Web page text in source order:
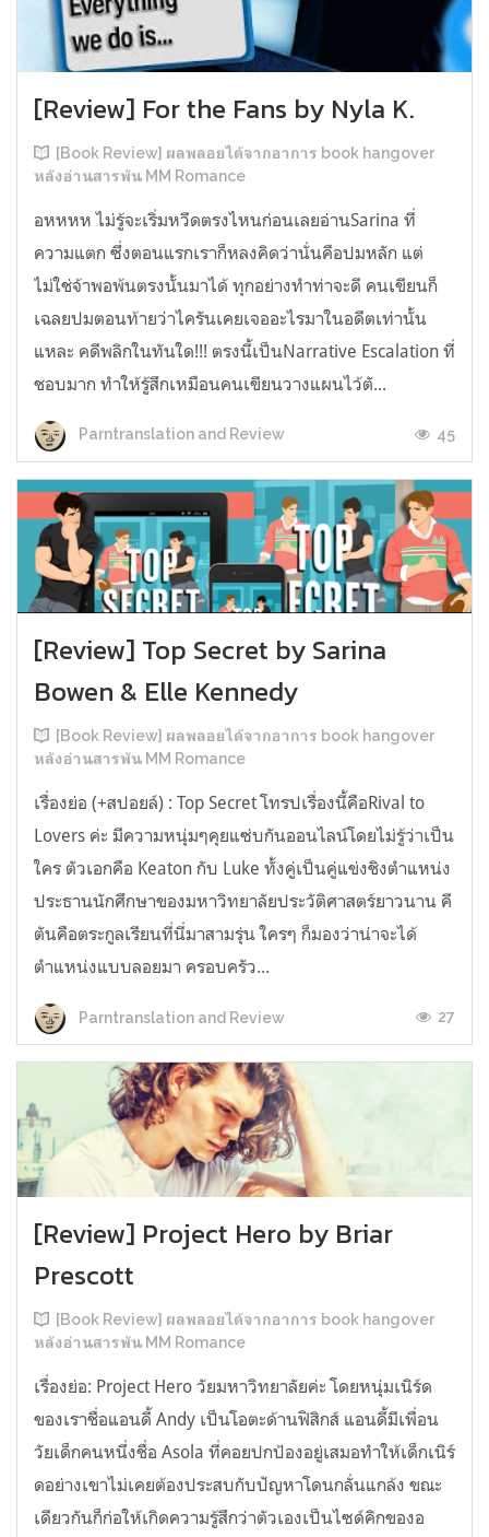
[Review] For the Fans by Nyla K.
[Book Review] ผลพลอยได้จากอาการ book hangover
หลังอ่านสารพัน MM Romance
อหหหห ไม่รู้จะเริ่มหวีดตรงไหนก่อนเลยอ่านSarina ที่
ความแตก ซึ่งตอนแรกเราก็หลงคิดว่านั่นคือปมหลัก แต่
ไม่ใช่จ้าพอพ้นตรงนั้นมาได้ ทุกอย่างทำท่าจะดี คนเขียนก็
เฉลยปมตอนท้ายว่าไครันเคยเจออะไรมาในอดีตเท่านั้น
แหละ คดีพลิกในทันใด!!! ตรงนี้เป็นNarrative Escalation ที่
ชอบมาก ทำให้รู้สึกเหมือนคนเขียนวางแผนไว้ตั...
Parntranslation and Review 45
[Review] Top Secret by Sarina
Bowen & Elle Kennedy
[Book Review] ผลพลอยได้จากอาการ book hangover
หลังอ่านสารพัน MM Romance
เรื่องย่อ (+สปอยล์) : Top Secret โทรปเรื่องนี้คือRival to
Lovers ค่ะ มีความหนุ่มๆคุยแซ่บกันออนไลน์โดยไม่รู้ว่าเป็น
ใคร ตัวเอกคือ Keaton กับ Luke ทั้งคู่เป็นคู่แข่งชิงตำแหน่ง
ประธานนักศึกษาของมหาวิทยาลัยประวัติศาสตร์ยาวนาน คี
ตันคือตระกูลเรียนที่นี่มาสามรุ่น ใครๆ ก็มองว่าน่าจะได้
ตำแหน่งแบบลอยมา ครอบครัว...
Parntranslation and Review 27
[Review] Project Hero by Briar
Prescott
[Book Review] ผลพลอยได้จากอาการ book hangover
หลังอ่านสารพัน MM Romance
เรื่องย่อ: Project Hero วัยมหาวิทยาลัยค่ะ โดยหนุ่มเนิร์ด
ของเราชื่อแอนดี้ Andy เป็นโอตะด้านฟิสิกส์ แอนดี้มีเพื่อน
วัยเด็กคนหนึ่งชื่อ Asola ที่คอยปกป้องอยู่เสมอทำให้เด็กเนิร์
ดอย่างเขาไม่เคยต้องประสบกับปัญหาโดนกลั่นแกล้ง ขณะ
เดียวกันก็ก่อให้เกิดความรู้สึกว่าตัวเองเป็นไซด์คิกของอ